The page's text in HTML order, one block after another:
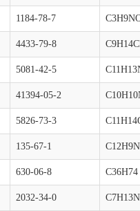
1184-78-7
4433-79-8
5081-42-5
41394-05-2
5826-73-3
135-67-1
630-06-8 C36H74
2032-34-0